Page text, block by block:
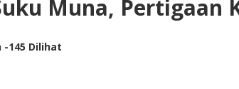
Muna, Pertigaan
-145 Dilihat